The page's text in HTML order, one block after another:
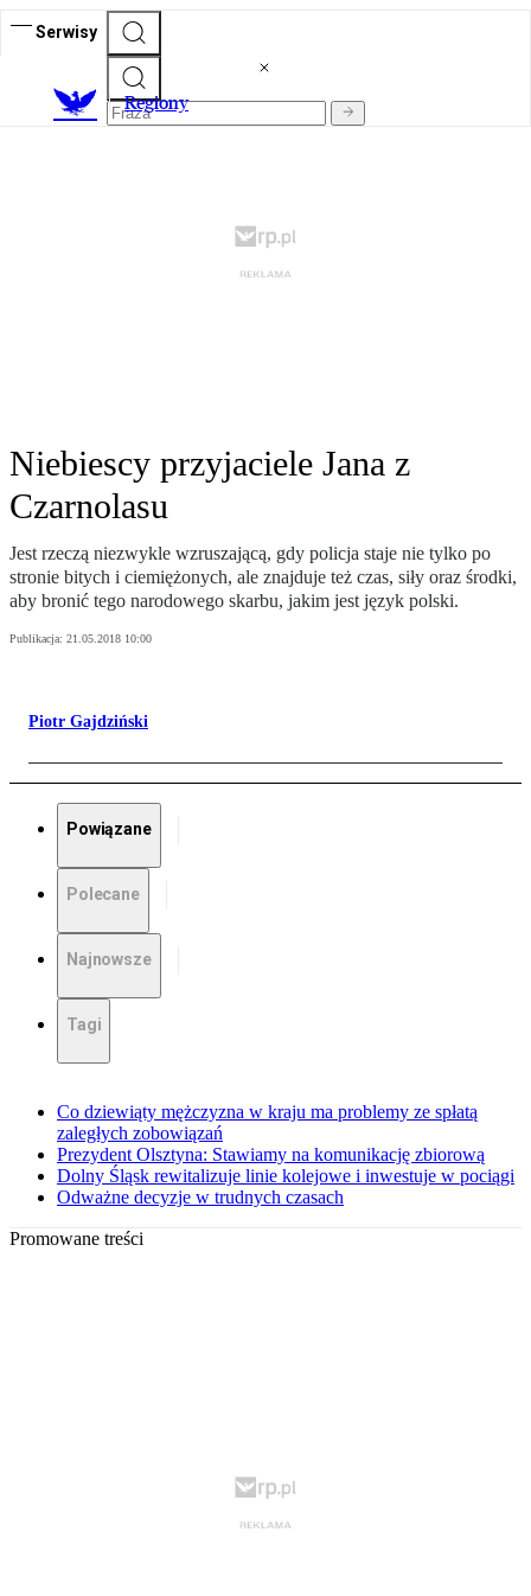
Serwisy
Regiony
Niebiescy przyjaciele Jana z
Czarnolasu
Jest rzeczą niezwykle wzruszającą, gdy policja staje nie tylko po
stronie bitych i ciemiężonych, ale znajduje też czas, siły oraz środki,
aby bronić tego narodowego skarbu, jakim jest język polski.
Publikacja: 21.05.2018 10:00
Piotr Gajdziński
Powiązane
Polecane
Najnowsze
Tagi
Co dziewiąty mężczyzna w kraju ma problemy ze spłatą
zaległych zobowiązań
Prezydent Olsztyna: Stawiamy na komunikację zbiorową
Dolny Śląsk rewitalizuje linie kolejowe i inwestuje w pociągi
Odważne decyzje w trudnych czasach
Promowane treści